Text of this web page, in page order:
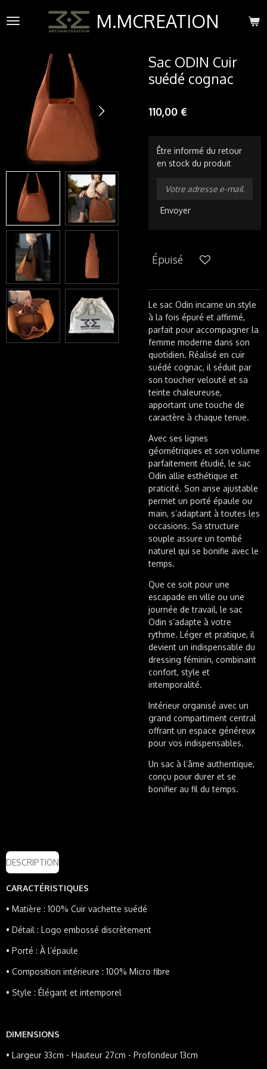
au
M.MCREATION
Sac ODIN Cuir
suédé cognac
110,00 €
Être informé du retour
en stock du produit
Envoyer
Épuisé
Le sac Odin incarne un style
à la fois épuré et affirmé,
parfait pour accompagner la
femme moderne dans son
quotidien. Réalisé en cuir
suédé cognac, il séduit par
son toucher velouté et sa
teinte chaleureuse,
apportant une touche de
caractère à chaque tenue.
Avec ses lignes
géométriques et son volume
parfaitement étudié, le sac
Odin allie esthétique et
praticité. Son anse ajustable
permet un porté épaule ou
main, s’adaptant à toutes les
occasions. Sa structure
souple assure un tombé
naturel qui se bonifie avec le
temps.
Que ce soit pour une
escapade en ville ou une
journée de travail, le sac
Odin s’adapte à votre
rythme. Léger et pratique, il
devient un indispensable du
dressing féminin, combinant
confort, style et
intemporalité.
Intérieur organisé avec un
grand compartiment central
offrant un espace généreux
pour vos indispensables.
Un sac à l’âme authentique,
conçu pour durer et se
bonifier au fil du temps.
DESCRIPTION
CARACTÉRISTIQUES
• Matière : 100% Cuir vachette suédé
• Détail : Logo embossé discrètement
• Porté : À l’épaule
• Composition intérieure : 100% Micro fibre
• Style : Élégant et intemporel
DIMENSIONS
• Largeur 33cm - Hauteur 27cm - Profondeur 13cm